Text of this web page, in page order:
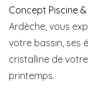
Concept Piscine
Ardèche, vous
votre bassin, ses
cristalline de
printemps.